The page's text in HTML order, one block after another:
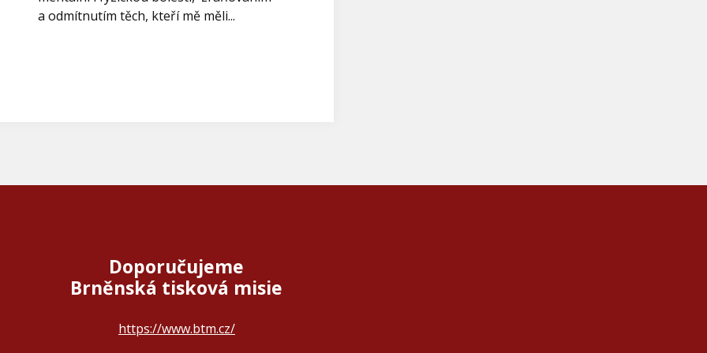
a odmítnutím těch, kteří mě měli...
Doporučujeme
Brněnská tisková misie
https://www.btm.cz/